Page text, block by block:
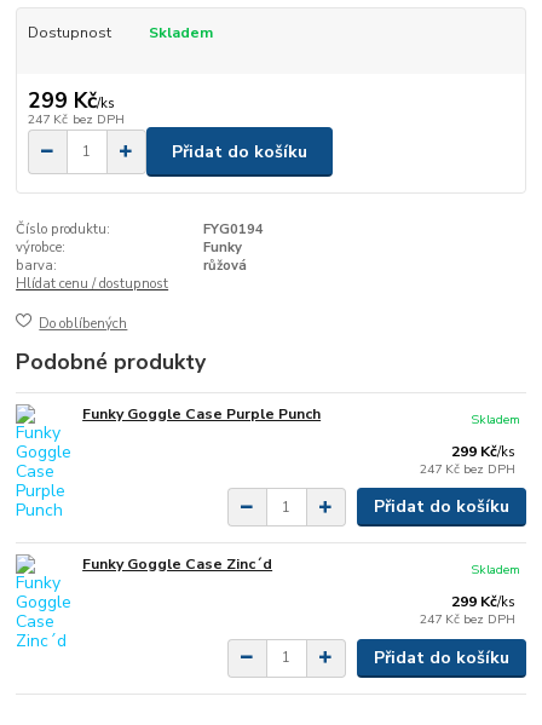
Dostupnost Skladem
299 Kč/ks
247 Kč bez DPH
Přidat do košíku
Číslo produktu:
FYG0194
výrobce:
Funky
barva:
růžová
Hlídat cenu / dostupnost
Do oblíbených
Podobné produkty
Funky Goggle Case Purple Punch
299 Kč/ks
247 Kč bez DPH
Skladem
Přidat do košíku
Funky Goggle Case Zinc´d
299 Kč/ks
247 Kč bez DPH
Skladem
Přidat do košíku